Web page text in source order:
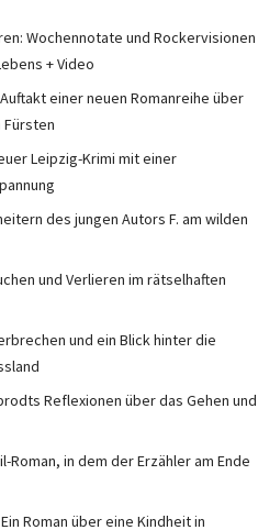
Wochennotate und Rockervisionen
+ Video
einer neuen Romanreihe über
Leipzig-Krimi mit einer
des jungen Autors F. am wilden
und Verlieren im rätselhaften
und ein Blick hinter die
Reflexionen über das Gehen und
Roman, in dem der Erzähler am Ende
Roman über eine Kindheit in